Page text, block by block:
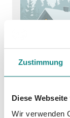
Zustimmung
Diese
Wir verwenden